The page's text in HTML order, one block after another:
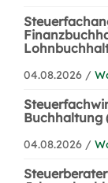
04.08.2026 /
04.08.2026 /